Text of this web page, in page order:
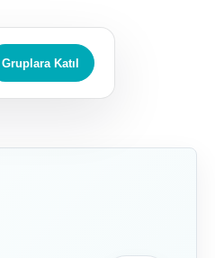
Gruplara Katıl